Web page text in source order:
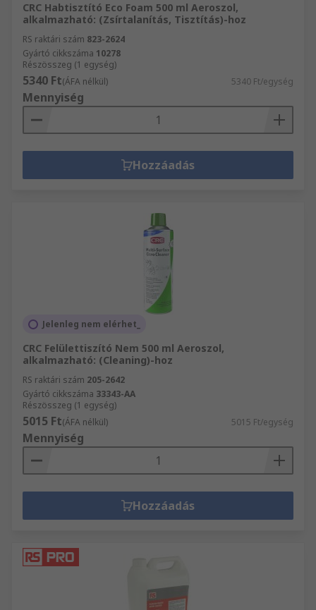
CRC Habtisztító Eco Foam 500 ml Aeroszol,
alkalmazható: (Zsírtalanítás, Tisztítás)-hoz
RS raktári szám 823-2624
Gyártó cikkszáma 10278
Részösszeg (1 egység)
5340 Ft(ÁFA nélkül) 5340 Ft/egység
Mennyiség
Hozzáadás
Jelenleg nem elérhet_
CRC Felülettiszító Nem 500 ml Aeroszol,
alkalmazható: (Cleaning)-hoz
RS raktári szám 205-2642
Gyártó cikkszáma 33343-AA
Részösszeg (1 egység)
5015 Ft(ÁFA nélkül) 5015 Ft/egység
Mennyiség
Hozzáadás